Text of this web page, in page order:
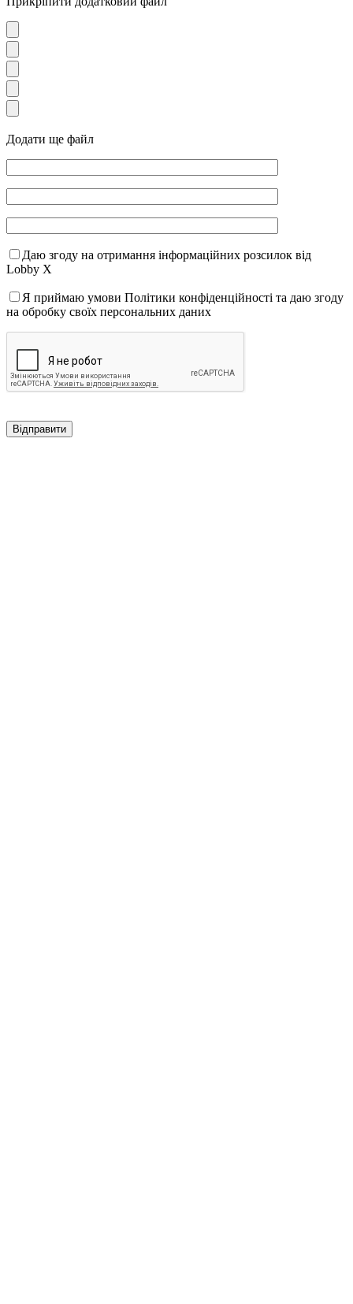
Додати ще файл
Даю згоду на отримання інформаційних розсилок від
Lobby X
Я приймаю умови Політики конфіденційності та даю згоду
на обробку своїх персональних даних